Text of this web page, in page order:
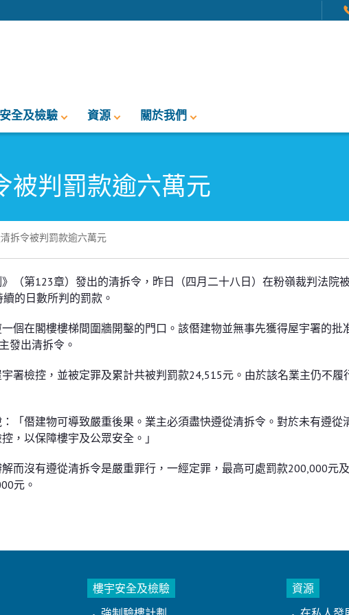
全及檢驗 資源 關於我們
被判罰款逾六萬元
拆令被判罰款逾六萬元
款逾六萬元
（第123章）發出的清拆令，昨日（四月二十八日）在粉嶺裁判法院
的日數所判的罰款。
個在閣樓樓梯間圍牆開鑿的門口。該僭建物並無事先獲得屋宇署的批
發出清拆令。
署檢控，並被定罪及累計共被判罰款24,515元。由於該名業主仍不履
「僭建物可導致嚴重後果。業主必須盡快遵從清拆令。對於未有遵從
，以保障樓宇及公眾安全。」
而沒有遵從清拆令是嚴重罪行，一經定罪，最高可處罰款200,000元
元。
樓宇安全及檢驗
資源